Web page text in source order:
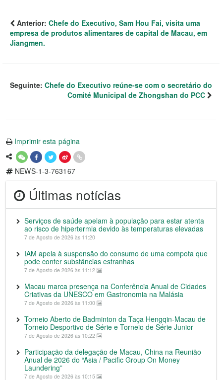
Anterior: Chefe do Executivo, Sam Hou Fai, visita uma
empresa de produtos alimentares de capital de Macau, em
Jiangmen.
Seguinte: Chefe do Executivo reúne-se com o secretário do
Comité Municipal de Zhongshan do PCC
Imprimir esta página
NEWS-1-3-763167
Últimas notícias
Serviços de saúde apelam à população para estar atenta
ao risco de hipertermia devido às temperaturas elevadas
7 de Agosto de 2026 às 11:20
IAM apela à suspensão do consumo de uma compota que
pode conter substâncias estranhas
7 de Agosto de 2026 às 11:12
Macau marca presença na Conferência Anual de Cidades
Criativas da UNESCO em Gastronomia na Malásia
7 de Agosto de 2026 às 11:00
Torneio Aberto de Badminton da Taça Hengqin-Macau de
Torneio Desportivo de Série e Torneio de Série Junior
7 de Agosto de 2026 às 10:22
Participação da delegação de Macau, China na Reunião
Anual de 2026 do “Asia / Pacific Group On Money
Laundering”
7 de Agosto de 2026 às 10:15